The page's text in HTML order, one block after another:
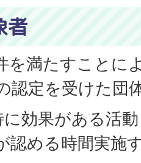
者
を満たすことに
認定を受けた団
に効果がある活
認める時間実施